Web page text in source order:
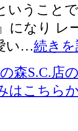
いうこと
になり レ
い…続き
森S.C.店
はこちら